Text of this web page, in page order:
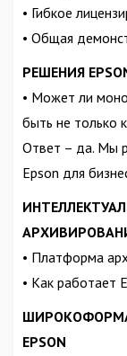
• Гибкое
• Общая
РЕШЕНИЯ
• Может ли
быть не только
Ответ – да. Мы
Epson для
• Платформа
• Как работает
EPSON